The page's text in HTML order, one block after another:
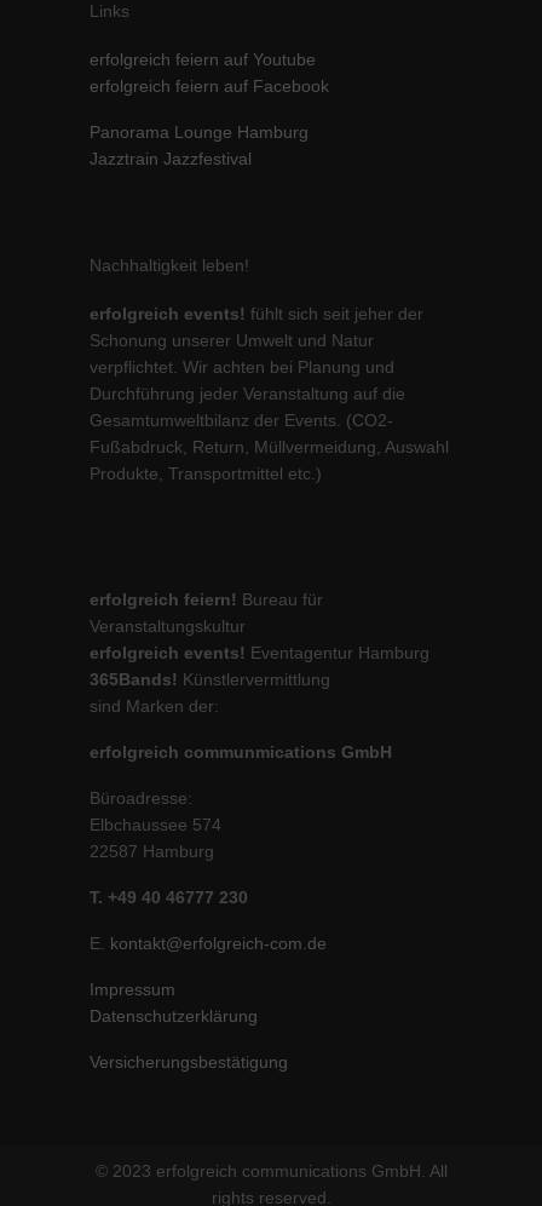
Links
erfolgreich feiern auf Youtube
erfolgreich feiern auf Facebook
Panorama Lounge Hamburg
Jazztrain Jazzfestival
Nachhaltigkeit leben!
erfolgreich events! fühlt sich seit jeher der
Schonung unserer Umwelt und Natur
verpflichtet. Wir achten bei Planung und
Durchführung jeder Veranstaltung auf die
Gesamtumweltbilanz der Events. (CO2-
Fußabdruck, Return, Müllvermeidung, Auswahl
Produkte, Transportmittel etc.)
erfolgreich feiern! Bureau für
Veranstaltungskultur
erfolgreich events! Eventagentur Hamburg
365Bands! Künstlervermittlung
sind Marken der:
erfolgreich communmications GmbH
Büroadresse:
Elbchaussee 574
22587 Hamburg
T. +49 40 46777 230
E. kontakt@erfolgreich-com.de
Impressum
Datenschutzerklärung
Versicherungsbestätigung
© 2023 erfolgreich communications GmbH. All
rights reserved.